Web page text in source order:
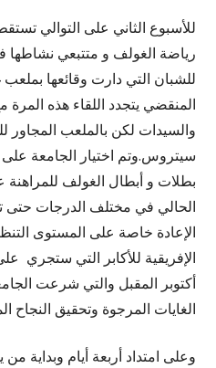
للأسبوع الثاني على التوالي
رياضة الغولف و متتبعي نشاطها
للشبان التي دارت وقائعها
المنقضي يتجدد اللقاء هذه
والسيدات لكن بالملعب المجاور
سيتروس.وتم اختيار الجامعة
بطلات و أبطال الغولف
الحالي في مختلف الدرجات حتى
الإعادة خاصة على المستوى
الإفريقية للأكابر التي ستجري
أكتوبر المقبل والتي شرعت
الغايات المرجوة وتحقيق النجاح
وعلى امتداد أربعة أيام وبداية